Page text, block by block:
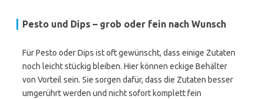
Pesto und Dips – grob oder fein nach Wunsch
Für Pesto oder Dips ist oft gewünscht, dass einige Zutaten
noch leicht stückig bleiben. Hier können eckige Behälter
von Vorteil sein. Sie sorgen dafür, dass die Zutaten besser
umgerührt werden und nicht sofort komplett fein